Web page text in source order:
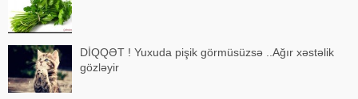
DİQQƏT ! Yuxuda pişik görmüsüzsə ..Ağır xəstəlik
gözləyir